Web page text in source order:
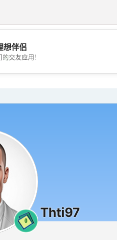
💖
想伴侣
交友应用！
0
Thti97